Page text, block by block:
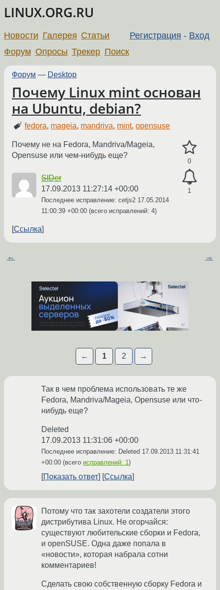
LINUX.ORG.RU
Регистрация - Вход
Новости Галерея Статьи
Форум Опросы Трекер Поиск
Форум — Desktop
Почему Linux mint основан
на Ubuntu, debian?
fedora, mageia, mandriva, mint,opensuse
0
1
Почему не на Fedora, Mandriva/Mageia,
Opensuse или чем-нибудь еще?
SIDer
17.09.2013 11:27:14 +00:00
Последнее исправление: cetjs2 17.05.2014
11:00:39 +00:00 (всего исправлений: 4)
Ссылка
← →
← 1 2 →
Так в чем проблема использовать те же
Fedora, Mandriva/Mageia, Opensuse или что-
нибудь еще?
Deleted
17.09.2013 11:31:06 +00:00
Последнее исправление: Deleted 17.09.2013 11:31:41
+00:00 (всего исправлений: 1)
Показать ответ Ссылка
Потому что так захотели создатели этого
дистрибутива Linux. Не огорчайся:
существуют любительские сборки и Fedora,
и openSUSE. Одна даже попала в
«новости», которая набрала сотни
комментариев!
Сделать свою собственную сборку Fedora и